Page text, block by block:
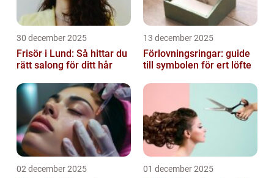
30 december 2025
Frisör i Lund: Så hittar du
rätt salong för ditt hår
13 december 2025
Förlovningsringar: guide
till symbolen för ert löfte
02 december 2025 01 december 2025